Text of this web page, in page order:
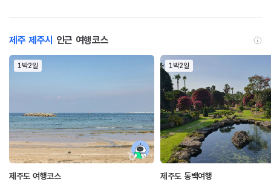
제주 제주시 인근 여행코스
1박2일
제주도 여행코스
1박2일
제주도 동백여행